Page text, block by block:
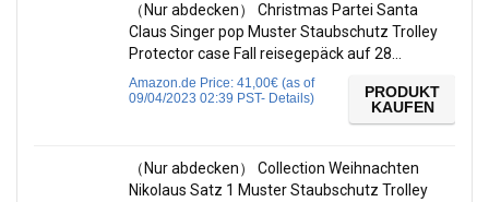
（Nur abdecken） Christmas Partei Santa
Claus Singer pop Muster Staubschutz Trolley
Protector case Fall reisegepäck auf 28…
Amazon.de Price: 41,00€ (as of
09/04/2023 02:39 PST- Details)
PRODUKT
KAUFEN
（Nur abdecken） Collection Weihnachten
Nikolaus Satz 1 Muster Staubschutz Trolley